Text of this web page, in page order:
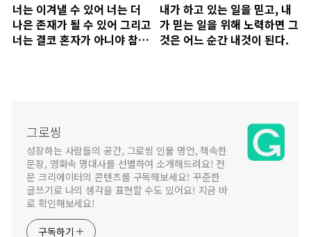
너는 이겨낼 수 있어 너는 더
나은 존재가 될 수 있어 그리고
너는 결코 혼자가 아니야 참기
내가 하고 있는 일을 믿고, 내
가 믿는 일을 위해 노력하면 그
것은 어느 순간 내것이 된다.
그로씽
성장하는 사람들의 공간, 그로씽 인물 명언, 책속한
문장, 영화속 명대사를 선별하여 소개해드려요! 전
문 크리에이터의 콘텐츠를 구독해보세요! 꾸준한
글쓰기로 나의 생각을 표현할 수도 있어요! 지금 바
로 확인해보세요!
구독하기